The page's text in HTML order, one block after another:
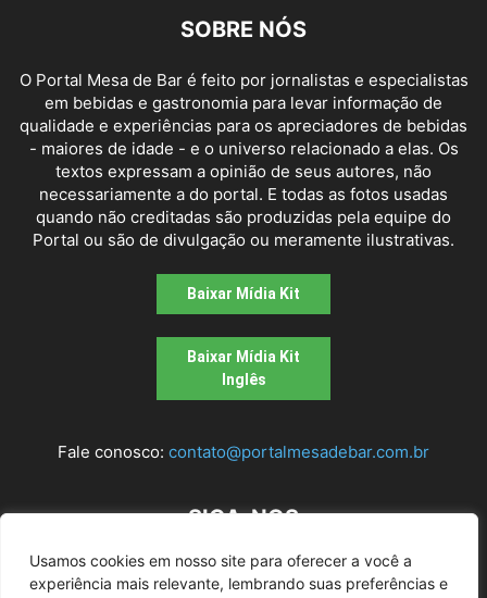
Usamos cookies em nosso site para oferecer a você a
experiência mais relevante, lembrando suas preferências e
SOBRE NÓS
O Portal Mesa de Bar é feito por jornalistas e especialistas
em bebidas e gastronomia para levar informação de
qualidade e experiências para os apreciadores de bebidas
- maiores de idade - e o universo relacionado a elas. Os
textos expressam a opinião de seus autores, não
necessariamente a do portal. E todas as fotos usadas
quando não creditadas são produzidas pela equipe do
Portal ou são de divulgação ou meramente ilustrativas.
Baixar Mídia Kit
Baixar Mídia Kit
Inglês
Fale conosco: contato@portalmesadebar.com.br
SIGA-NOS